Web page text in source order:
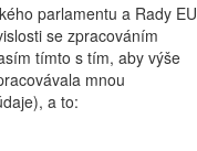
parlamentu a Rady EU
se zpracováním
tímto s tím, aby výše
mnou
a to: